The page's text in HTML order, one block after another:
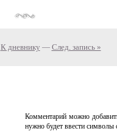
К дневнику — След. запись »
Комментарий можно
нужно будет ввести символы